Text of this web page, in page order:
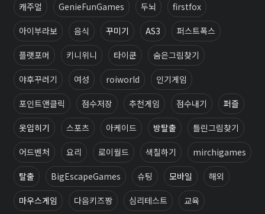
캐주얼 GenieFunGames 두뇌 firstfox
아이부라보 음식 꾸미기 AS3 퍼스트폭스
플랫포머 키니위니 타이쿤 숨은그림찾기
야후꾸러기 여성 roiworld 인기게임
포인트앤클릭 점수저장 추천게임 점수내기 퍼즐
옷입히기 스포츠 아케이드 방탈출 틀린그림찾기
어드벤처 요리 로이월드 색칠하기 mirchigames
탈출 BigEscapeGames 슈팅 모바일 해외
마우스게임 다음키즈짱 심리테스트 교육